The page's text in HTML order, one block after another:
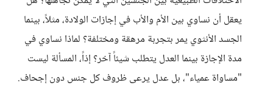
يعقل أن نساوي بين الأم والأب في إجازات الولادة، مثلاً، بينما
الجسد الأنثوي يمر بتجربة مرهقة ومختلفة؟ لماذا نساوي في
مدة الإجازة بينما العدل يتطلب شيئاً آخر؟ إذاً، المسألة ليست
"مساواة عمياء"، بل عدل يرعى ظروف كل جنس دون إجحاف.